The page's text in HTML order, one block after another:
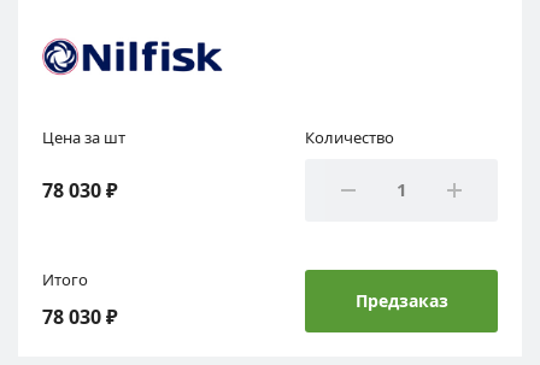
Цена за шт
78 030 ₽
Количество
Итого
78 030 ₽
Предзаказ